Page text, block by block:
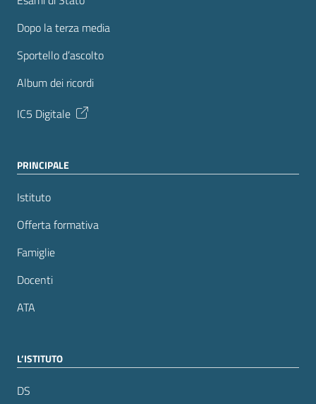
Dopo la terza media
Sportello d’ascolto
Album dei ricordi
IC5 Digitale
PRINCIPALE
Istituto
Offerta formativa
Famiglie
Docenti
ATA
L’ISTITUTO
DS